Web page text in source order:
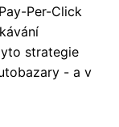
Per-Click
strategie
- a v